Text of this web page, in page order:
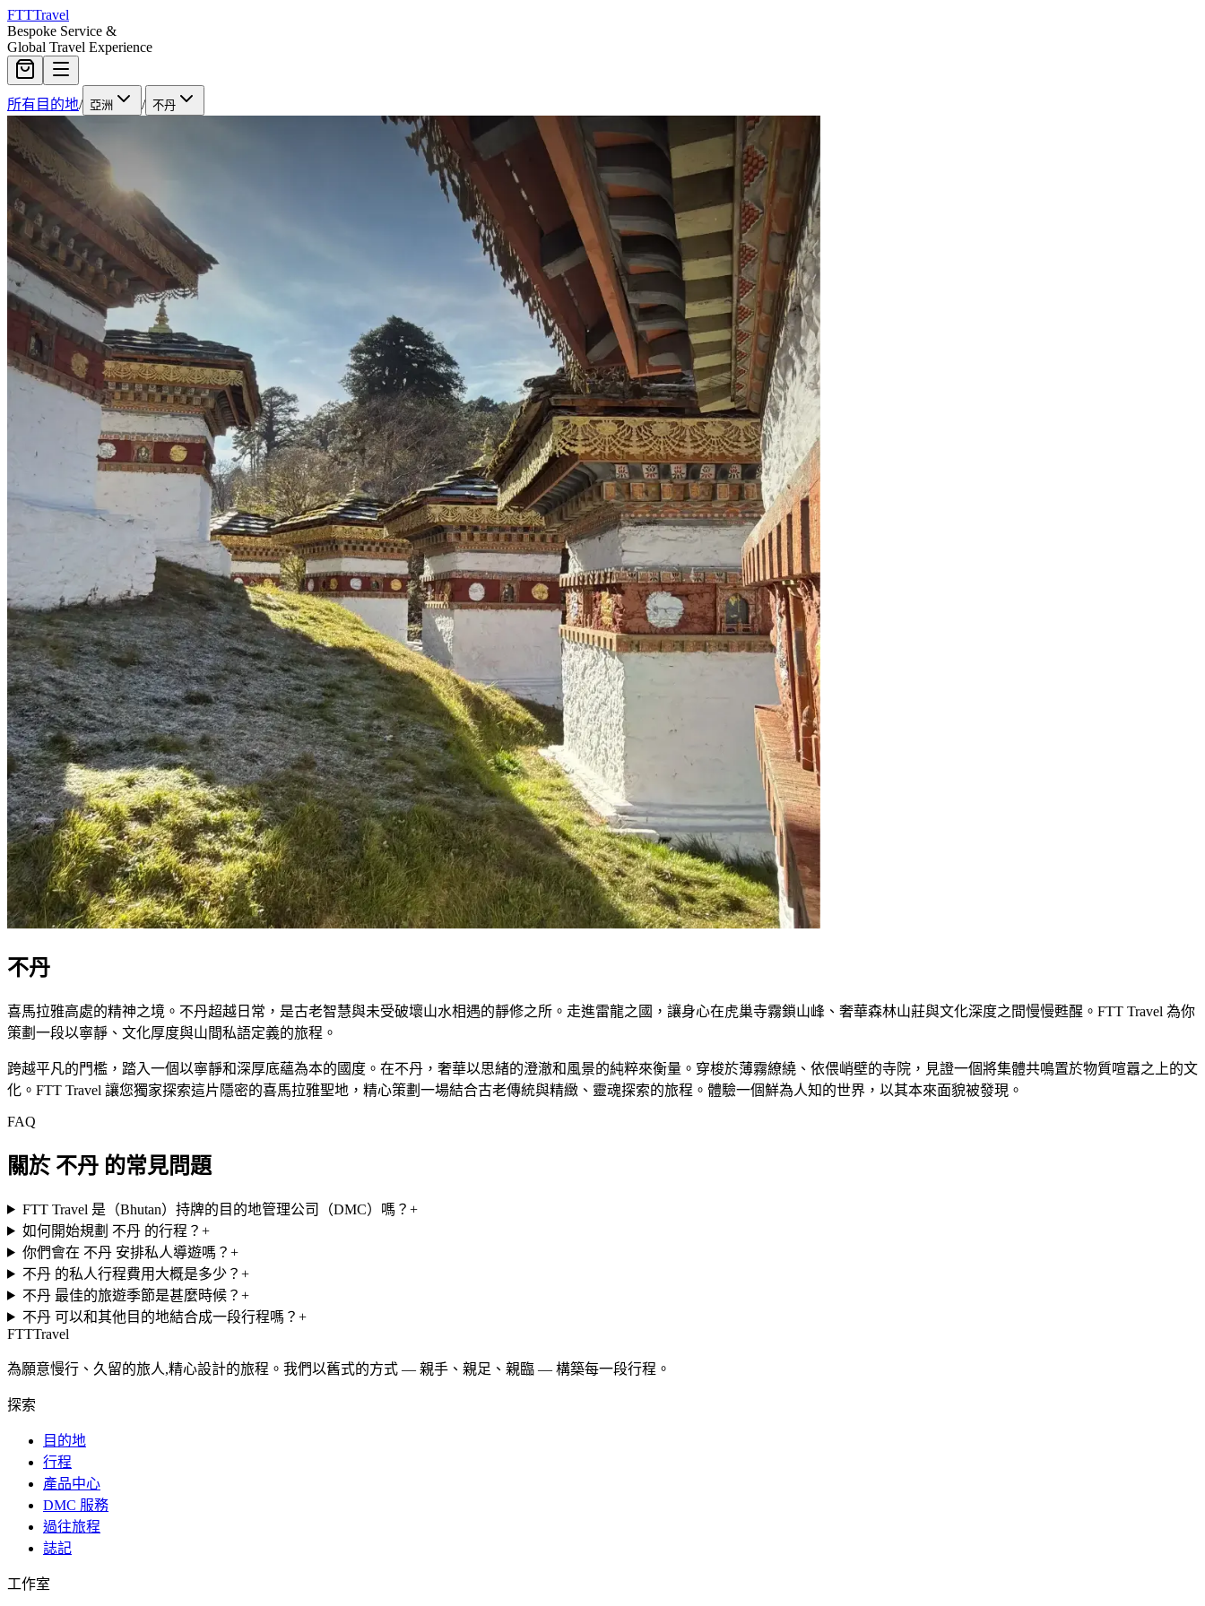
FTTTravel
Bespoke Service &
Global Travel Experience
所有目的地/ 亞洲 / 不丹
不丹
喜馬拉雅高處的精神之境。不丹超越日常，是古老智慧與未受破壞山水相遇的靜修之所。走進雷龍之國，讓身心在虎巢寺霧鎖山峰、奢華森林山莊與文化深度之間慢慢甦醒。FTT Travel 為你
策劃一段以寧靜、文化厚度與山間私語定義的旅程。
跨越平凡的門檻，踏入一個以寧靜和深厚底蘊為本的國度。在不丹，奢華以思緒的澄澈和風景的純粹來衡量。穿梭於薄霧繚繞、依偎峭壁的寺院，見證一個將集體共鳴置於物質喧囂之上的文
化。FTT Travel 讓您獨家探索這片隱密的喜馬拉雅聖地，精心策劃一場結合古老傳統與精緻、靈魂探索的旅程。體驗一個鮮為人知的世界，以其本來面貌被發現。
FAQ
關於 不丹 的常見問題
FTT Travel 是（Bhutan）持牌的目的地管理公司（DMC）嗎？ +
如何開始規劃 不丹 的行程？ +
你們會在 不丹 安排私人導遊嗎？ +
不丹 的私人行程費用大概是多少？ +
不丹 最佳的旅遊季節是甚麼時候？ +
不丹 可以和其他目的地結合成一段行程嗎？ +
FTTTravel
為願意慢行、久留的旅人,精心設計的旅程。我們以舊式的方式 — 親手、親足、親臨 — 構築每一段行程。
探索
目的地
行程
產品中心
DMC 服務
過往旅程
誌記
工作室